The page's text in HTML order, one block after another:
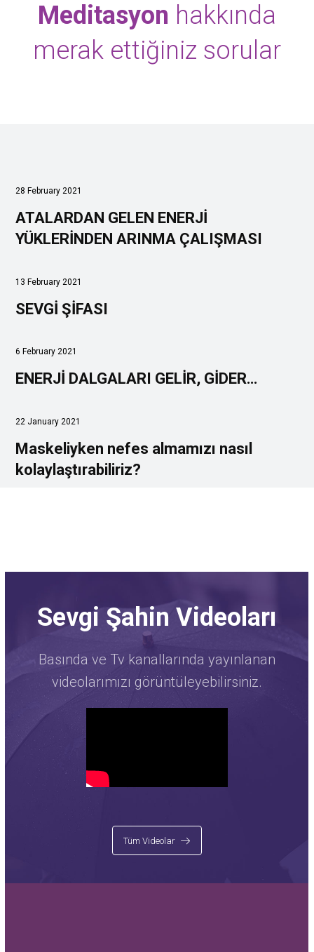
Meditasyon hakkında
merak ettiğiniz sorular
28 February 2021
ATALARDAN GELEN ENERJİ
YÜKLERİNDEN ARINMA ÇALIŞMASI
13 February 2021
SEVGİ ŞİFASI
6 February 2021
ENERJİ DALGALARI GELİR, GİDER…
22 January 2021
Maskeliyken nefes almamızı nasıl
kolaylaştırabiliriz?
Sevgi Şahin Videoları
Basında ve Tv kanallarında yayınlanan
videolarımızı görüntüleyebilirsiniz.
Tüm Videolar